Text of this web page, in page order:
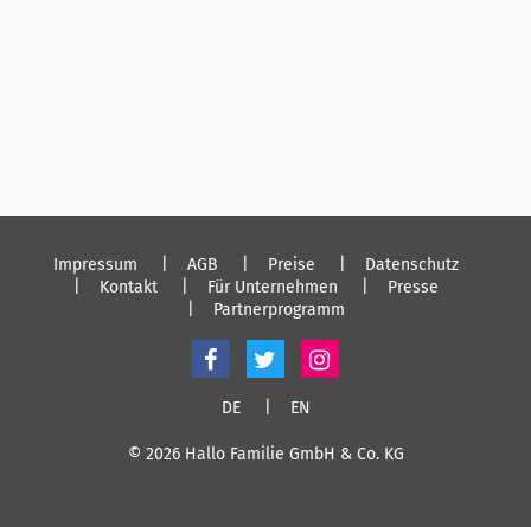
Impressum AGB Preise
Datenschutz
Kontakt
Für Unternehmen
Presse
Partnerprogramm
DE EN
© 2026 Hallo Familie GmbH & Co. KG